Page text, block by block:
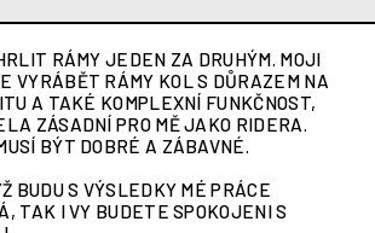
RÁMY JEDEN ZA DRUHÝM. MOJI
VYRÁBĚT RÁMY KOL S DŮRAZEM NA
A TAKÉ KOMPLEXNÍ FUNKČNOST,
ZÁSADNÍ PRO MĚ JAKO RIDERA.
BÝT DOBRÉ A ZÁBAVNÉ.
BUDU S VÝSLEDKY MÉ PRÁCE
TAK I VY BUDETE SPOKOJENI S